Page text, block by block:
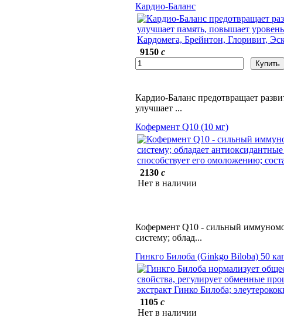
Кардио-Баланс
9150 c
Кардио-Баланс предотвращает
улучшает ...
Кофермент Q10 (10 мг)
2130 c
Нет в наличии
Кофермент Q10 - сильный
систему; облад...
Гинкго Билоба (Ginkgo Biloba) 50
1105 c
Нет в наличии